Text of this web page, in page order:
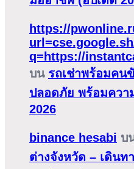
https://
q=https://
บน รถเช่าพร้อมคน
ปลอดภัย พร้อมควา
2026
binance hesabi บ
ต่างจังหวัด – เดิน